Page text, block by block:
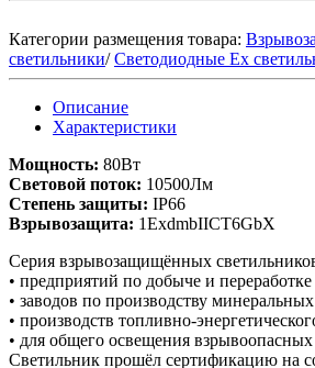
Категории размещения товара:
светильники/Светодиодные Ex
Описание
Характеристики
Мощность: 80Вт
Световой поток: 10500Лм
Степень защиты: IP66
Взрывозащита: 1ExdmbIICT6GbX
Серия взрывозащищённых
• предприятий по добыче и переработке
• заводов по производству
• производств топливно-
• для общего освещения взрывоопасных
Светильник прошёл сертификацию на